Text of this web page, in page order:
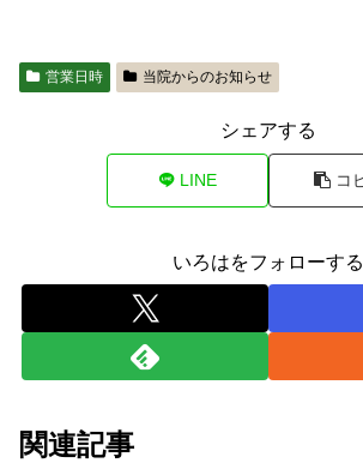
営業日時 当院からのお知らせ
シェアする
LINE コ
いろはをフォローする
関連記事